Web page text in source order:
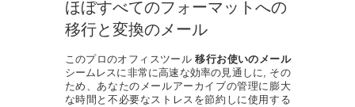
ほぼすべてのフォーマットへの
移行と変換のメール
このプロのオフィスツール移行お使いのメール
シームレスに非常に高速な効率の見通しに, その
ため、あなたのメールアーカイブの管理に膨大
な時間と不必要なストレスを節約しに使用する